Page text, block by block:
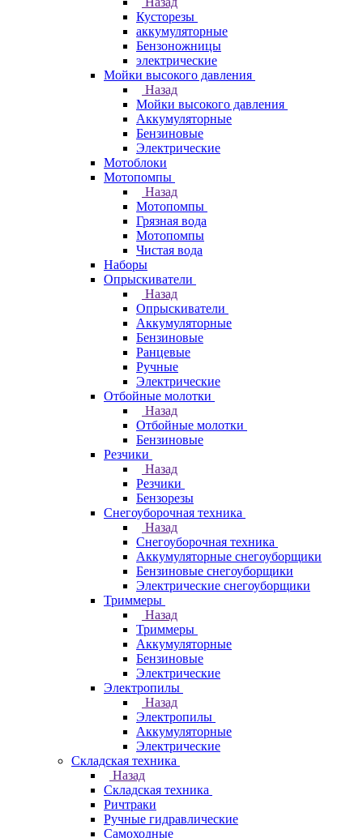
Кусторезы
аккумуляторные
Бензоножницы
электрические
Мойки высокого давления
Назад
Мойки высокого давления
Аккумуляторные
Бензиновые
Электрические
Мотоблоки
Мотопомпы
Назад
Мотопомпы
Грязная вода
Мотопомпы
Чистая вода
Наборы
Опрыскиватели
Назад
Опрыскиватели
Аккумуляторные
Бензиновые
Ранцевые
Ручные
Электрические
Отбойные молотки
Назад
Отбойные молотки
Бензиновые
Резчики
Назад
Резчики
Бензорезы
Снегоуборочная техника
Назад
Снегоуборочная техника
Аккумуляторные снегоуборщики
Бензиновые снегоуборщики
Электрические снегоуборщики
Триммеры
Назад
Триммеры
Аккумуляторные
Бензиновые
Электрические
Электропилы
Назад
Электропилы
Аккумуляторные
Электрические
Складская техника
Назад
Складская техника
Ричтраки
Ручные гидравлические
Самоходные